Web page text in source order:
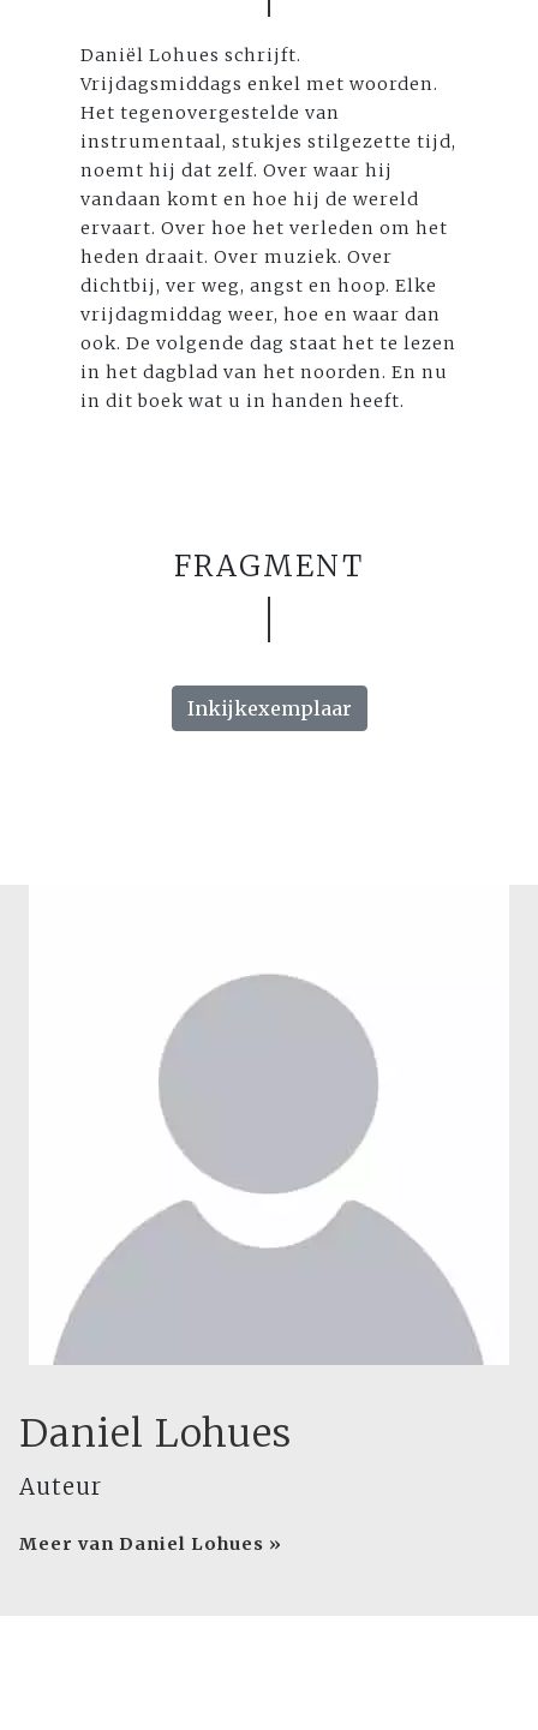
Daniël Lohues schrijft.
Vrijdagsmiddags enkel met woorden.
Het tegenovergestelde van
instrumentaal, stukjes stilgezette tijd,
noemt hij dat zelf. Over waar hij
vandaan komt en hoe hij de wereld
ervaart. Over hoe het verleden om het
heden draait. Over muziek. Over
dichtbij, ver weg, angst en hoop. Elke
vrijdagmiddag weer, hoe en waar dan
ook. De volgende dag staat het te lezen
in het dagblad van het noorden. En nu
in dit boek wat u in handen heeft.
FRAGMENT
Inkijkexemplaar
Daniel Lohues
Auteur
Meer van Daniel Lohues »